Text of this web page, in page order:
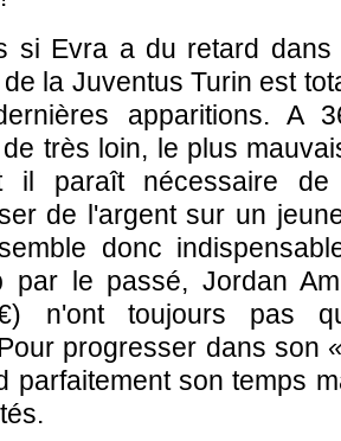
si Evra a du retard dans
la Juventus Turin est
apparitions. A
très loin, le plus
il paraît nécessaire
de l'argent sur un
donc
par le passé, Jordan
n'ont toujours pas
progresser dans son
parfaitement son temps